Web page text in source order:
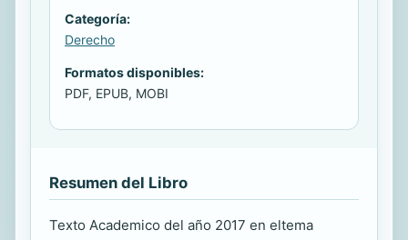
Categoría:
Derecho
Formatos disponibles:
PDF, EPUB, MOBI
Resumen del Libro
Texto Academico del año 2017 en eltema